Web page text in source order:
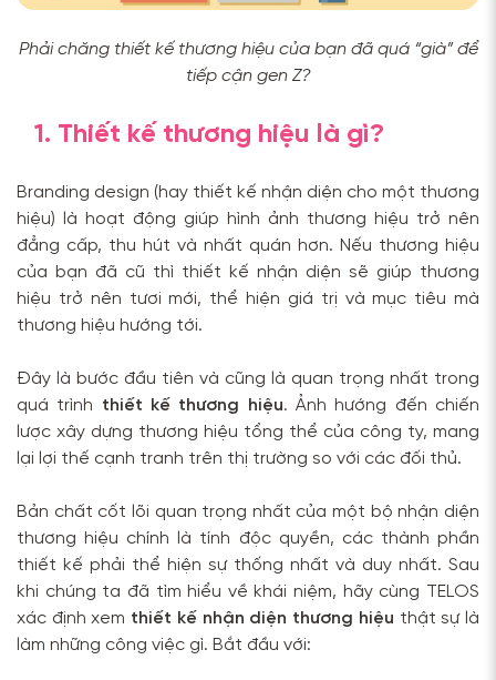
Phải chăng thiết kế thương hiệu của bạn đã quá “già” để
tiếp cận gen Z?
1. Thiết kế thương hiệu là gì?
Branding design (hay thiết kế nhận diện cho một thương
hiệu) là hoạt động giúp hình ảnh thương hiệu trở nên
đẳng cấp, thu hút và nhất quán hơn. Nếu thương hiệu
của bạn đã cũ thì thiết kế nhận diện sẽ giúp thương
hiệu trở nên tươi mới, thể hiện giá trị và mục tiêu mà
thương hiệu hướng tới.
Đây là bước đầu tiên và cũng là quan trọng nhất trong
quá trình thiết kế thương hiệu. Ảnh hướng đến chiến
lược xây dựng thương hiệu tổng thể của công ty, mang
lại lợi thế cạnh tranh trên thị trường so với các đối thủ.
Bản chất cốt lõi quan trọng nhất của một bộ nhận diện
thương hiệu chính là tính độc quyền, các thành phần
thiết kế phải thể hiện sự thống nhất và duy nhất. Sau
khi chúng ta đã tìm hiểu về khái niệm, hãy cùng TELOS
xác định xem thiết kế nhận diện thương hiệu thật sự là
làm những công việc gì. Bắt đầu với: